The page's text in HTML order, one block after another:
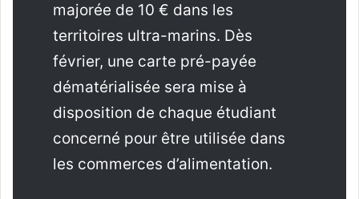
majorée de 10 € dans les
territoires ultra-marins. Dès
février, une carte pré-payée
dématérialisée sera mise à
disposition de chaque étudiant
concerné pour être utilisée dans
les commerces d’alimentation.